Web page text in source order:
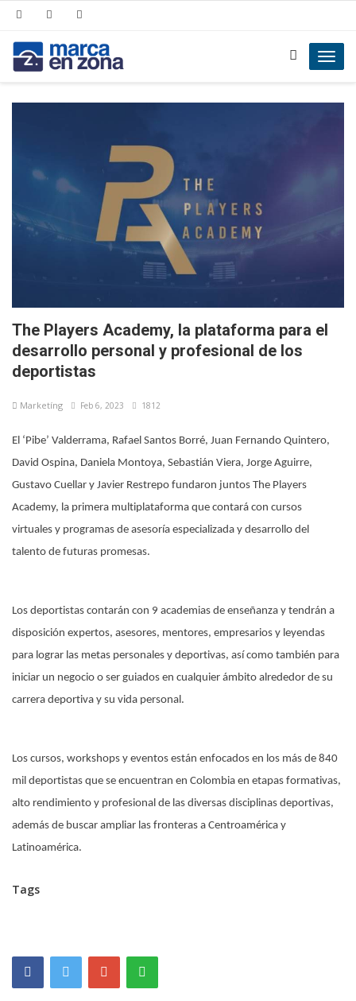
The Players Academy, la plataforma para el
desarrollo personal y profesional de los
deportistas
Marketíng Feb 6, 2023 1812
El ‘Pibe’ Valderrama, Rafael Santos Borré, Juan Fernando Quintero,
David Ospina, Daniela Montoya, Sebastián Viera, Jorge Aguirre,
Gustavo Cuellar y Javier Restrepo fundaron juntos The Players
Academy, la primera multiplataforma que contará con cursos
virtuales y programas de asesoría especializada y desarrollo del
talento de futuras promesas.
Los deportistas contarán con 9 academias de enseñanza y tendrán a
disposición expertos, asesores, mentores, empresarios y leyendas
para lograr las metas personales y deportivas, así como también para
iniciar un negocio o ser guiados en cualquier ámbito alrededor de su
carrera deportiva y su vida personal.
Los cursos, workshops y eventos están enfocados en los más de 840
mil deportistas que se encuentran en Colombia en etapas formativas,
alto rendimiento y profesional de las diversas disciplinas deportivas,
además de buscar ampliar las fronteras a Centroamérica y
Latinoamérica.
Tags